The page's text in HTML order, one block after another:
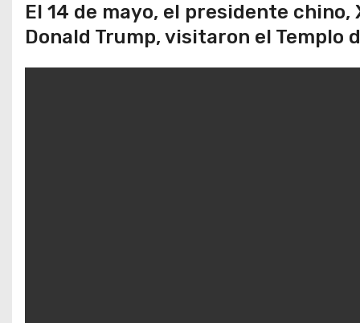
El 14 de mayo, el presidente
Donald Trump, visitaron el Templo